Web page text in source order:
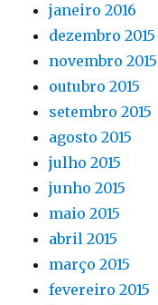
janeiro 2016
dezembro 2015
novembro 2015
outubro 2015
setembro 2015
agosto 2015
julho 2015
junho 2015
maio 2015
abril 2015
março 2015
fevereiro 2015